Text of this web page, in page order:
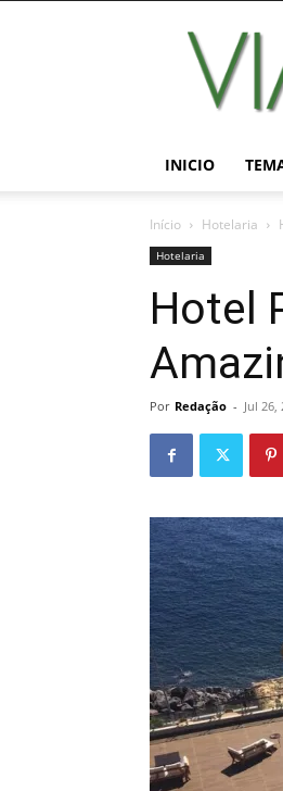
INICIO
Início Hotelaria
Hotelaria
Hotel
Por Redação - Jul 26,